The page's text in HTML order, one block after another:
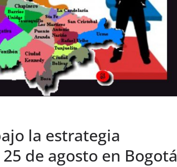
la estrategia
de agosto en Bogotá